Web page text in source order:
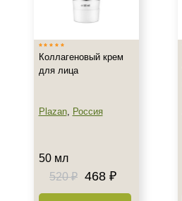
Испания
Россия
Показать еще
Коллагеновый крем
для лица
Plazan, Россия
50 мл
520 ₽ 468 ₽